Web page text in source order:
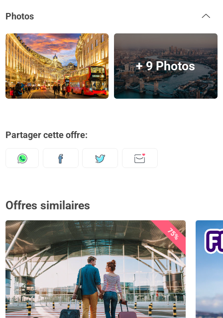
Photos
+ 9 Photos
Partager cette offre:
Offres similaires
75%